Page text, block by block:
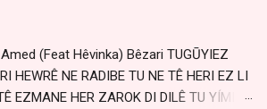
(Feat Hêvinka) Bêzari TUGŪYIEZ
HEWRÊ NE RADIBE TU NE TÊ HERI EZ LI
EZMANE HER ZAROK DI DILÊ TU YÍMIN